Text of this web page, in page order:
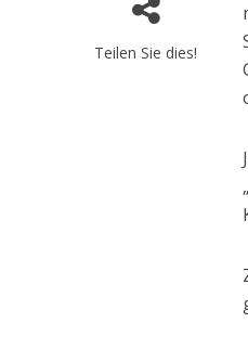
Teilen Sie dies!